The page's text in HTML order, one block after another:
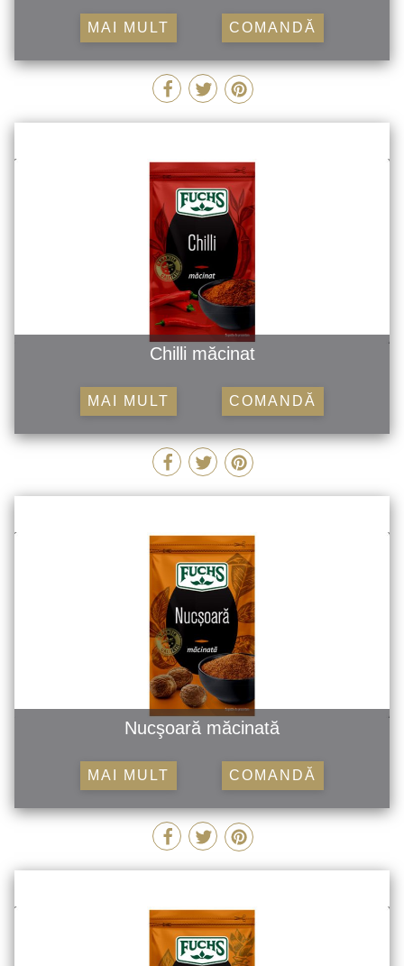
MAI MULT COMANDĂ
Chilli măcinat
MAI MULT COMANDĂ
Nucşoară măcinată
MAI MULT COMANDĂ